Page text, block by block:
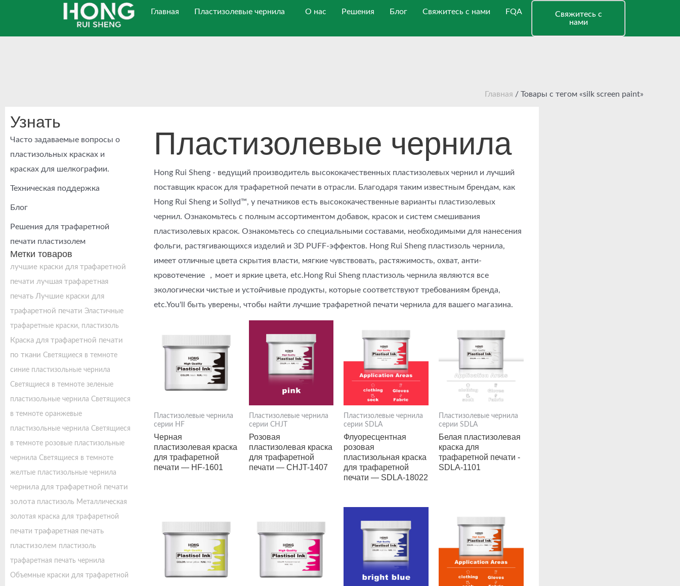
содержанию
Главная Пластизолевые чернила О нас Решения Блог Свяжитесь с нами FQA
Свяжитесь с
нами
Главная / Товары с тегом «silk screen paint»
Узнать
Часто задаваемые вопросы о
пластизольных красках и
красках для шелкографии.
Техническая поддержка
Блог
Решения для трафаретной
печати пластизолем
Метки товаров
лучшие краски для трафаретной
печати лучшая трафаретная
печать Лучшие краски для
трафаретной печати Эластичные
трафаретные краски, пластизоль
Краска для трафаретной печати
по ткани Светящиеся в темноте
синие пластизольные чернила
Светящиеся в темноте зеленые
пластизольные чернила Светящиеся
в темноте оранжевые
пластизольные чернила Светящиеся
в темноте розовые пластизольные
чернила Светящиеся в темноте
желтые пластизольные чернила
чернила для трафаретной печати
золота пластизоль Металлическая
золотая краска для трафаретной
печати трафаретная печать
пластизолем пластизоль
трафаретная печать чернила
Объемные краски для трафаретной
Пластизолевые чернила
Hong Rui Sheng - ведущий производитель высококачественных пластизолевых чернил и лучший
поставщик красок для трафаретной печати в отрасли. Благодаря таким известным брендам, как
Hong Rui Sheng и Sollyd™, у печатников есть высококачественные варианты пластизолевых
чернил. Ознакомьтесь с полным ассортиментом добавок, красок и систем смешивания
пластизолевых красок. Ознакомьтесь со специальными составами, необходимыми для нанесения
фольги, растягивающихся изделий и 3D PUFF-эффектов. Hong Rui Sheng пластизоль чернила,
имеет отличные цвета скрытия власти, мягкие чувствовать, растяжимость, охват, анти-
кровотечение ，моет и яркие цвета, etc.Hong Rui Sheng пластизоль чернила являются все
экологически чистые и устойчивые продукты, которые соответствуют требованиям бренда,
etc.You'll быть уверены, чтобы найти лучшие трафаретной печати чернила для вашего магазина.
Пластизолевые чернила
серии HF
Черная
пластизолевая краска
для трафаретной
печати — HF-1601
Пластизолевые чернила
серии CHJT
Розовая
пластизолевая краска
для трафаретной
печати — CHJT-1407
Пластизолевые чернила
серии SDLA
Флуоресцентная
розовая
пластизольная краска
для трафаретной
печати — SDLA-18022
Пластизолевые чернила
серии SDLA
Белая пластизолевая
краска для
трафаретной печати -
SDLA-1101